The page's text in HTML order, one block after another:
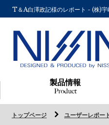
T＆A白澤政記様のレポート - (株)
製品情報
Product
トップページ ユーザーレポー